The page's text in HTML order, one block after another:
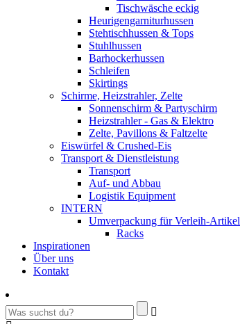
Tischwäsche eckig
Heurigengarniturhussen
Stehtischhussen & Tops
Stuhlhussen
Barhockerhussen
Schleifen
Skirtings
Schirme, Heizstrahler, Zelte
Sonnenschirm & Partyschirm
Heizstrahler - Gas & Elektro
Zelte, Pavillons & Faltzelte
Eiswürfel & Crushed-Eis
Transport & Dienstleistung
Transport
Auf- und Abbau
Logistik Equipment
INTERN
Umverpackung für Verleih-Artikel
Racks
Inspirationen
Über uns
Kontakt